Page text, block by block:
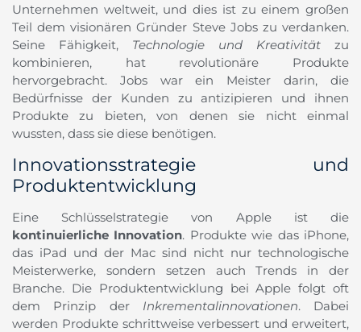
Unternehmen weltweit, und dies ist zu einem großen
Teil dem visionären Gründer Steve Jobs zu verdanken.
Seine Fähigkeit, Technologie und Kreativität zu
kombinieren, hat revolutionäre Produkte
hervorgebracht. Jobs war ein Meister darin, die
Bedürfnisse der Kunden zu antizipieren und ihnen
Produkte zu bieten, von denen sie nicht einmal
wussten, dass sie diese benötigen.
Innovationsstrategie und
Produktentwicklung
Eine Schlüsselstrategie von Apple ist die
kontinuierliche Innovation. Produkte wie das iPhone,
das iPad und der Mac sind nicht nur technologische
Meisterwerke, sondern setzen auch Trends in der
Branche. Die Produktentwicklung bei Apple folgt oft
dem Prinzip der Inkrementalinnovationen. Dabei
werden Produkte schrittweise verbessert und erweitert,